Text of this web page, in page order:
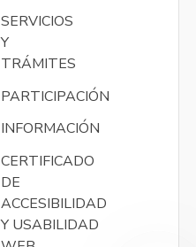
SERVICIOS
Y
TRÁMITES
PARTICIPACIÓN
INFORMACIÓN
CERTIFICADO
DE
ACCESIBILIDAD
Y USABILIDAD